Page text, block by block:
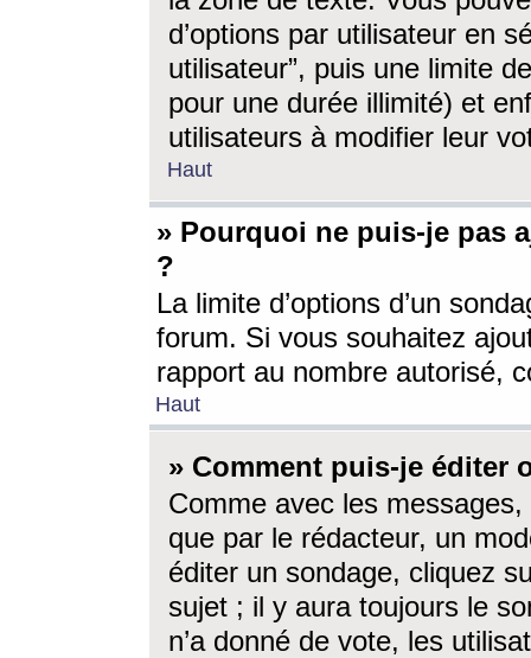
d’options par utilisateur en
utilisateur”, puis une limite
pour une durée illimité) et
utilisateurs à modifier leur
Haut
» Pourquoi ne puis-je pas
?
La limite d’options d’un
forum. Si vous souhaitez
rapport au nombre autorisé,
Haut
» Comment puis-je éditer
Comme avec les
que par le rédacteur, un
éditer un sondage, cliquez
sujet ; il y aura toujours le
n’a donné de vote, les